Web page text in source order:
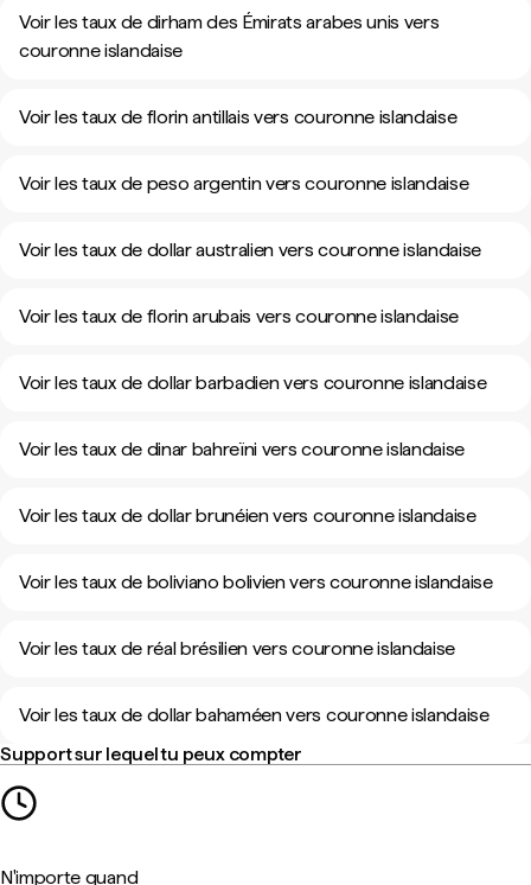
Voir les taux de dirham des Émirats arabes unis vers
couronne islandaise
Voir les taux de florin antillais vers couronne islandaise
Voir les taux de peso argentin vers couronne islandaise
Voir les taux de dollar australien vers couronne islandaise
Voir les taux de florin arubais vers couronne islandaise
Voir les taux de dollar barbadien vers couronne islandaise
Voir les taux de dinar bahreïni vers couronne islandaise
Voir les taux de dollar brunéien vers couronne islandaise
Voir les taux de boliviano bolivien vers couronne islandaise
Voir les taux de réal brésilien vers couronne islandaise
Voir les taux de dollar bahaméen vers couronne islandaise
Support sur lequel tu peux compter
N'importe quand